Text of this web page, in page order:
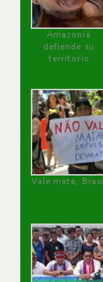
Amazonía
defiende su
territorio
Vale mata, Brasil